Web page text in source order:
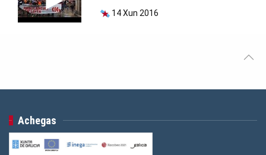
14 Xun 2016
Achegas